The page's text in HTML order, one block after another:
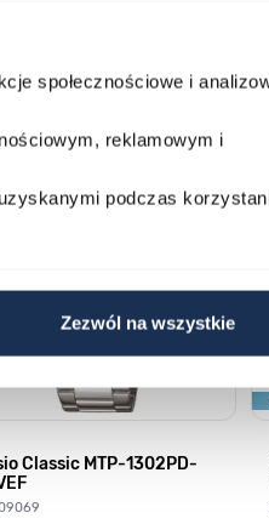
społecznościowe i
reklamowym i
podczas
Zezwól na wszystkie
do nawigacji karuzeli za
Classic MTP-1302PD-